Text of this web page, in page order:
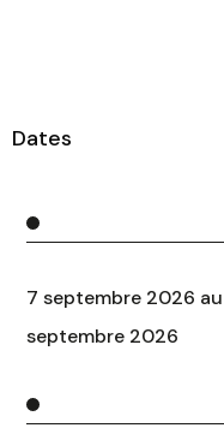
Dates
7 septembre 2026 au
septembre 2026